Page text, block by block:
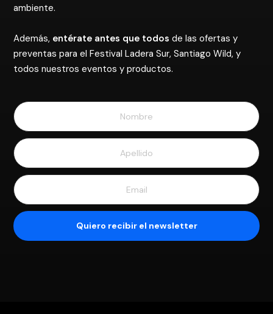
ambiente.
Además, entérate antes que todos de las ofertas y
preventas para el Festival Ladera Sur, Santiago Wild, y
todos nuestros eventos y productos.